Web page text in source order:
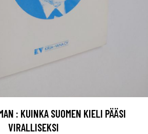
: KUINKA SUOMEN KIELI PÄÄSI
VIRALLISEKSI